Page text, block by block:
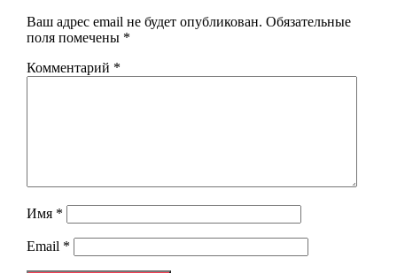
Ваш адрес email не будет опубликован. Обязательные
поля помечены *
Комментарий *
Имя *
Email *